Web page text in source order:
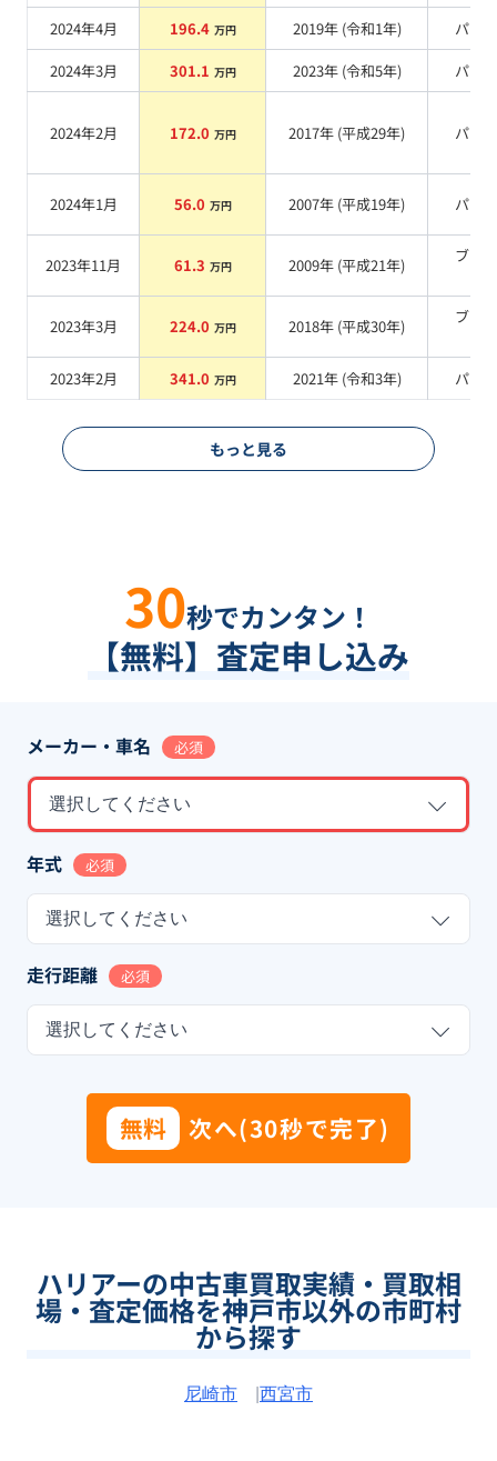
2024年4月 196.4 万円 2019年 (令和1年)
パール
2024年3月
301.1 万円 2023年 (令和5年) パール
2024年2月 172.0 万円 2017年 (平成29年) パール
2024年1月 56.0 万円 2007年 (平成19年) パール
2023年11月 61.3 万円 2009年 (平成21年)
ブラ
2023年3月 224.0 万円 2018年 (平成30年)
ブラ
2023年2月
341.0 万円 2021年 (令和3年) パール
もっと見る
30秒でカンタン！
【無料】査定申し込み
メーカー・車名 必須
選択してください
年式 必須
選択してください
走行距離 必須
選択してください
無料 次へ(30秒で完了)
ハリアーの中古車買取実績・買取相
場・査定価格を神戸市以外の市町村
から探す
尼崎市 西宮市